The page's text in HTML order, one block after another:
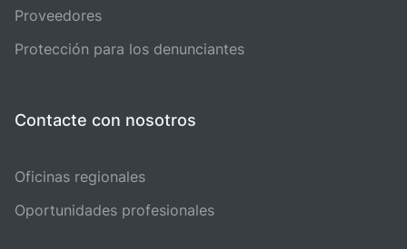
Proveedores
Protección para los denunciantes
Contacte con nosotros
Oficinas regionales
Oportunidades profesionales